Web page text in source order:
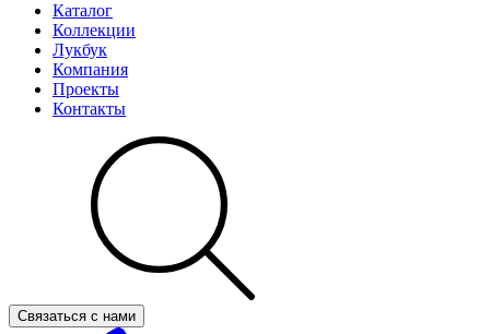
Каталог
Коллекции
Лукбук
Компания
Проекты
Контакты
Связаться с нами